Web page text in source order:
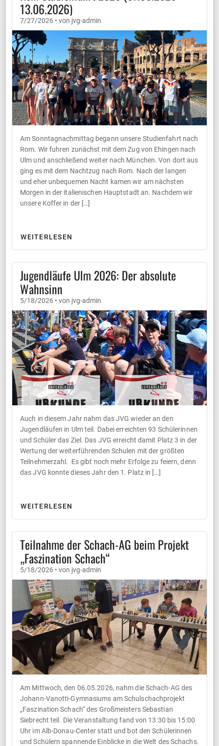
13.06.2026)
7/27/2026 • von jvg-admin
Am Sonntagnachmittag begann unsere Studienfahrt nach
Rom. Wir fuhren zunächst mit dem Zug von Ehingen nach
Ulm und anschließend weiter nach München. Von dort aus
ging es mit dem Nachtzug nach Rom. Nach der langen
und eher unbequemen Nacht kamen wir am nächsten
Morgen in der italienischen Hauptstadt an. Nachdem wir
unsere Koffer in der […]
WEITERLESEN
Jugendläufe Ulm 2026: Der absolute
Wahnsinn
5/18/2026 • von jvg-admin
Auch in diesem Jahr nahm das JVG wieder an den
Jugendläufen in Ulm teil. Dabei erreichten 93 Schülerinnen
und Schüler das Ziel. Das JVG erreicht damit Platz 3 in der
Wertung der weiterführenden Schulen mit der größten
Teilnehmerzahl. Es gibt noch mehr Erfolge zu feiern, denn
das JVG konnte dieses Jahr den 1. Platz in […]
WEITERLESEN
Teilnahme der Schach-AG beim Projekt
„Faszination Schach“
5/18/2026 • von jvg-admin
Am Mittwoch, den 06.05.2026, nahm die Schach-AG des
Johann-Vanotti-Gymnasiums am Schulschachprojekt
„Faszination Schach“ des Großmeisters Sebastian
Siebrecht teil. Die Veranstaltung fand von 13:30 bis 15:00
Uhr im Alb-Donau-Center statt und bot den Schülerinnen
und Schülern spannende Einblicke in die Welt des Schachs.